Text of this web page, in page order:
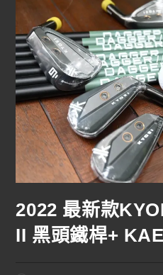
2022 最新款
II 黑頭鐵桿+